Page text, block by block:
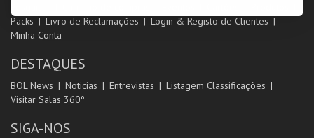
Pesquisar
Packs
Livro de Reclamações
Login & Registo de Clientes
Minha Conta
DESTAQUES
BOL News Noticias Entrevistas
Listagem Classificações
Visitar Salas 360º
SIGA-NOS